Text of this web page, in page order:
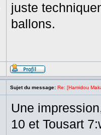
juste
ballons.
Sujet du message: Re: [Hamidou
Une
10 et Tousart